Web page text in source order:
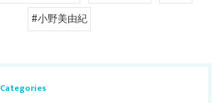
#小野美由紀
Categories